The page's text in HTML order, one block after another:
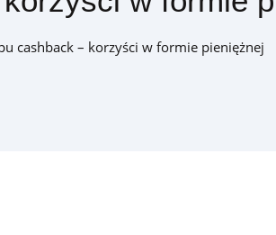
Moduły B2B
handlowych B2B
cashback – korzyści w formie pieniężnej